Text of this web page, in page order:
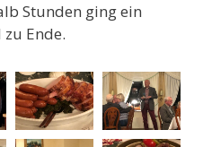
Stunden ging ein
Ende.